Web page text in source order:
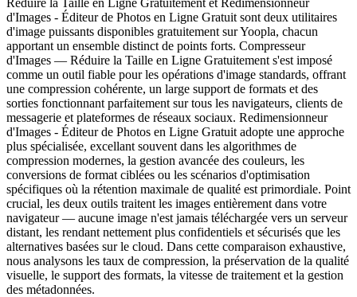
d'Images - Éditeur de Photos en Ligne Gratuit sont deux utilitaires
d'image puissants disponibles gratuitement sur Yoopla, chacun
apportant un ensemble distinct de points forts. Compresseur
d'Images — Réduire la Taille en Ligne Gratuitement s'est imposé
comme un outil fiable pour les opérations d'image standards, offrant
une compression cohérente, un large support de formats et des
sorties fonctionnant parfaitement sur tous les navigateurs, clients de
messagerie et plateformes de réseaux sociaux. Redimensionneur
d'Images - Éditeur de Photos en Ligne Gratuit adopte une approche
plus spécialisée, excellant souvent dans les algorithmes de
compression modernes, la gestion avancée des couleurs, les
conversions de format ciblées ou les scénarios d'optimisation
spécifiques où la rétention maximale de qualité est primordiale. Point
crucial, les deux outils traitent les images entièrement dans votre
navigateur — aucune image n'est jamais téléchargée vers un serveur
distant, les rendant nettement plus confidentiels et sécurisés que les
alternatives basées sur le cloud. Dans cette comparaison exhaustive,
nous analysons les taux de compression, la préservation de la qualité
visuelle, le support des formats, la vitesse de traitement et la gestion
des métadonnées.